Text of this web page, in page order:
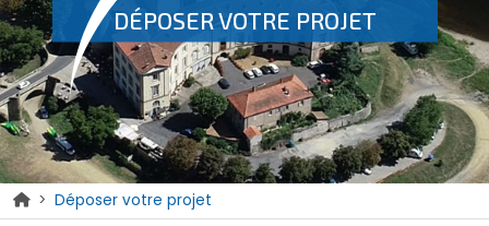
DÉPOSER VOTRE PROJET
> Déposer votre projet